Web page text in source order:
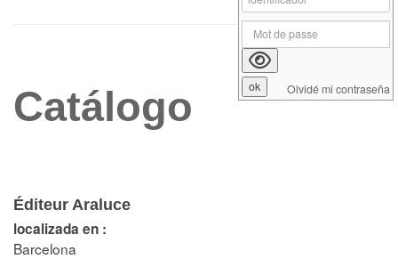
Catálogo
Éditeur Araluce
localizada en :
Barcelona
Olvidé mi contraseña